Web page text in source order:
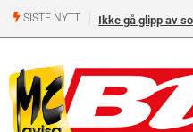
SISTE NYTT
av sommerens store Bike-utgave!